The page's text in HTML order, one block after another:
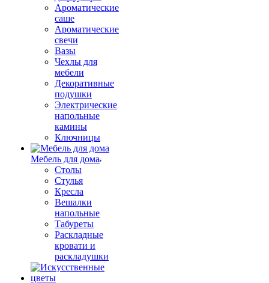
Ароматические
саше
Ароматические
свечи
Вазы
Чехлы для
мебели
Декоративные
подушки
Электрические
напольные
камины
Ключницы
Мебель для дома
Столы
Стулья
Кресла
Вешалки
напольные
Табуреты
Раскладные
кровати и
раскладушки